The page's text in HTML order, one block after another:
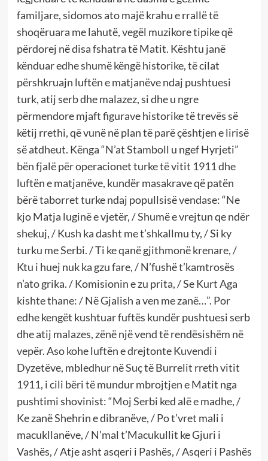
familjare, sidomos ato majë krahu e rrallë të
shoqëruara me lahutë, vegël muzikore tipike që
përdorej në disa fshatra të Matit. Kështu janë
kënduar edhe shumë këngë historike, të cilat
përshkruajn luftën e matjanëve ndaj pushtuesi
turk, atij serb dhe malazez, si dhe u ngre
përmendore mjaft figurave historike të trevës së
këtij rrethi, që vunë në plan të parë çështjen e lirisë
së atdheut. Kënga “N’at Stamboll u ngef Hyrjeti”
bën fjalë për operacionet turke të vitit 1911 dhe
luftën e matjanëve, kundër masakrave që patën
bërë taborret turke ndaj popullsisë vendase: “Ne
kjo Matja luginë e vjetër, / Shumë e vrejtun qe ndër
shekuj, / Kush ka dasht me t’shkallmu ty, / Si ky
turku me Serbi. / Ti ke qanë gjithmonë krenare, /
Ktu i huej nuk ka gzu fare, / N’fushë t’kamtrosës
n’ato grika. / Komisionin e zu prita, / Se Kurt Aga
kishte thane: / Në Gjalish a ven me zanë…”. Por
edhe kengët kushtuar fuftës kundër pushtuesi serb
dhe atij malazes, zënë një vend të rendësishëm në
vepër. Aso kohe luftën e drejtonte Kuvendi i
Dyzetëve, mbledhur në Suç të Burrelit rreth vitit
1911, i cili bëri të mundur mbrojtjen e Matit nga
pushtimi shovinist: “Moj Serbi ked alë e madhe, /
Ke zanë Shehrin e dibranëve, / Po t’vret mali i
macukllanëve, / N’mal t’Macukullit ke Gjuri i
Vashës, / Atje asht asqeri i Pashës, / Asqeri i Pashës